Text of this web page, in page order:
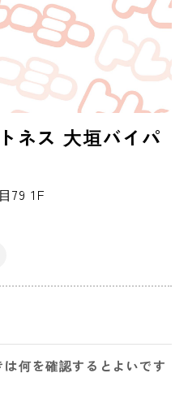
ネス 大垣バイパ
79 1F
何を確認するとよいです